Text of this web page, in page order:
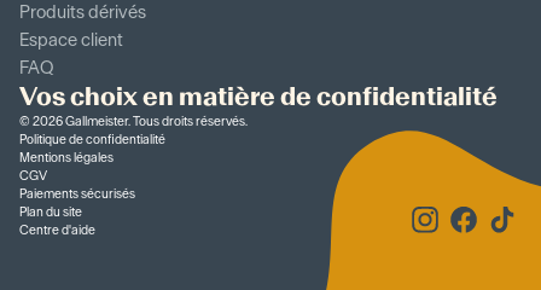
Produits dérivés
Espace client
FAQ
Vos choix en matière de confidentialité
© 2026Gallmeister. Tous droits réservés.
Politique de confidentialité
Mentions légales
CGV
Paiements sécurisés
Plan du site
Centre d'aide